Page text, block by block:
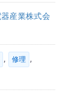
器産業株式会
, 修理 ,